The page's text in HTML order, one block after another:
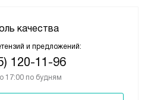
качества
и предложений:
120-11-96
17:00 по будням